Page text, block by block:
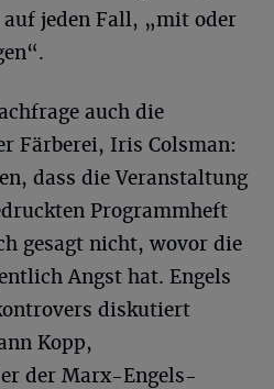
jeden Fall, „mit oder
auch die
Färberei, Iris Colsman:
dass die Veranstaltung
Programmheft
gesagt nicht, wovor die
Angst hat. Engels
diskutiert
Kopp,
der Marx-Engels-